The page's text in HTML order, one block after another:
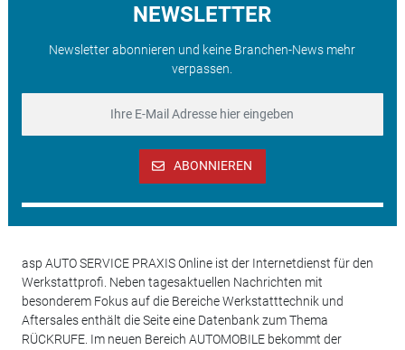
NEWSLETTER
Newsletter abonnieren und keine Branchen-News mehr
verpassen.
ABONNIEREN
asp AUTO SERVICE PRAXIS Online ist der Internetdienst für den
Werkstattprofi. Neben tagesaktuellen Nachrichten mit
besonderem Fokus auf die Bereiche Werkstatttechnik und
Aftersales enthält die Seite eine Datenbank zum Thema
RÜCKRUFE. Im neuen Bereich AUTOMOBILE bekommt der